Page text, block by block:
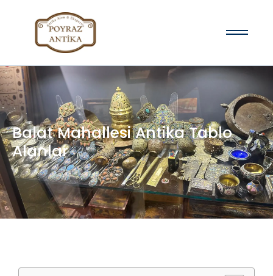
Balat Mahallesi Antika Tablo
Alanlar